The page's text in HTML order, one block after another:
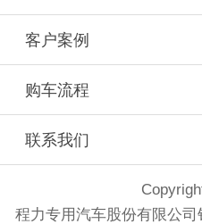
客户案例
购车流程
联系我们
程力专用汽车股份有限公